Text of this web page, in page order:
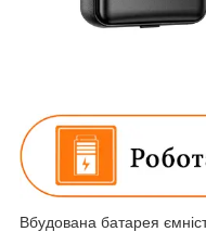
Вбудована батарея